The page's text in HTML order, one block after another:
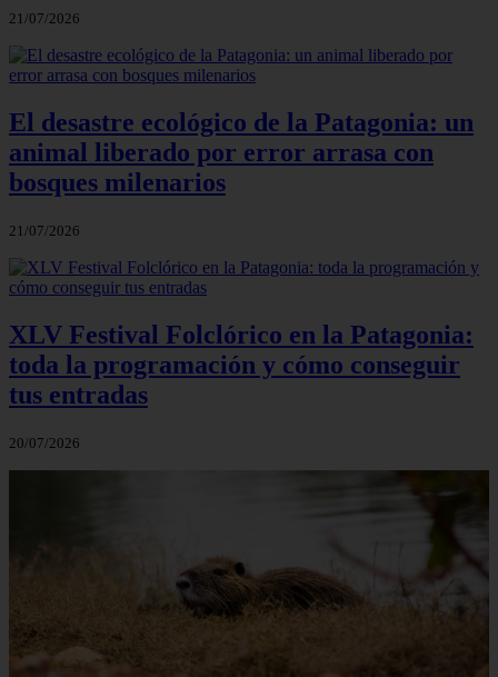
21/07/2026
El desastre ecológico de la Patagonia: un
animal liberado por error arrasa con
bosques milenarios
21/07/2026
XLV Festival Folclórico en la Patagonia:
toda la programación y cómo conseguir
tus entradas
20/07/2026